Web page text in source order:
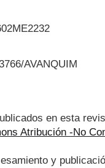
AVANQUIM
en esta
Atribución -No
y